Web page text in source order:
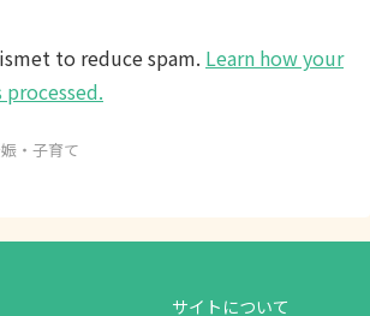
to reduce spam. Learn how your
・子育て
サイトについて